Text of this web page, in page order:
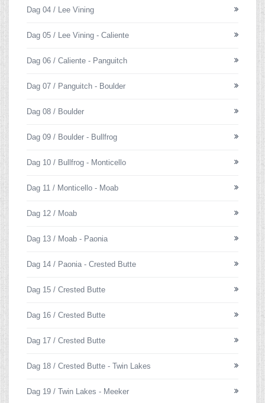
Dag 04 / Lee Vining
Dag 05 / Lee Vining - Caliente
Dag 06 / Caliente - Panguitch
Dag 07 / Panguitch - Boulder
Dag 08 / Boulder
Dag 09 / Boulder - Bullfrog
Dag 10 / Bullfrog - Monticello
Dag 11 / Monticello - Moab
Dag 12 / Moab
Dag 13 / Moab - Paonia
Dag 14 / Paonia - Crested Butte
Dag 15 / Crested Butte
Dag 16 / Crested Butte
Dag 17 / Crested Butte
Dag 18 / Crested Butte - Twin Lakes
Dag 19 / Twin Lakes - Meeker